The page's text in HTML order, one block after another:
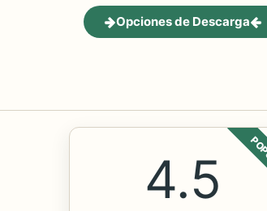
Opciones de Descarga
4.5